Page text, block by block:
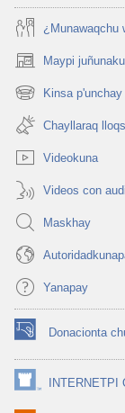
¿Munawaqchu
Maypi
(abre
una
nueva
ventana)
Kinsa
(abre
una
nueva
ventana)
Chayllaraq
Videokuna
Videos con
Maskhay
Yanapay
Donacionta
(abre
una
nueva
ventana)
(abre
una